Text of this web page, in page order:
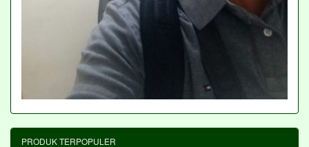
PRODUK TERPOPULER